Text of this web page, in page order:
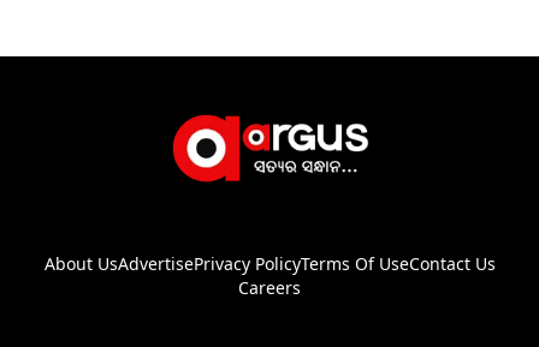
About UsAdvertisePrivacy PolicyTerms Of UseContact Us
Careers